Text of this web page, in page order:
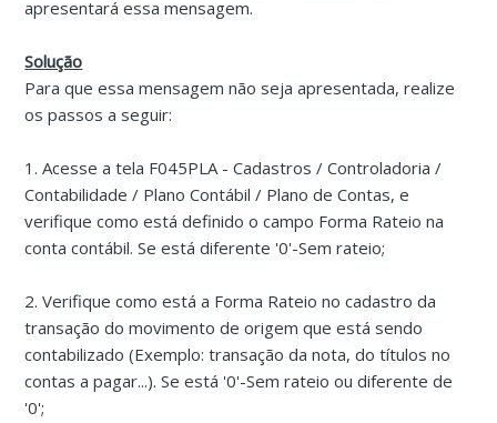
apresentará essa mensagem.
Solução
Para que essa mensagem não seja apresentada, realize
os passos a seguir:
1. Acesse a tela F045PLA - Cadastros / Controladoria /
Contabilidade / Plano Contábil / Plano de Contas, e
verifique como está definido o campo Forma Rateio na
conta contábil. Se está diferente '0'-Sem rateio;
2. Verifique como está a Forma Rateio no cadastro da
transação do movimento de origem que está sendo
contabilizado (Exemplo: transação da nota, do títulos no
contas a pagar...). Se está '0'-Sem rateio ou diferente de
'0';